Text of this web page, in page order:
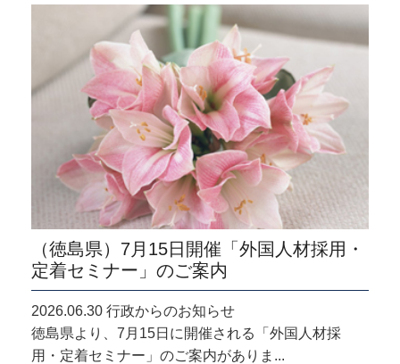
（徳島県）7月15日開催「外国人材採用・
定着セミナー」のご案内
2026.06.30 行政からのお知らせ
徳島県より、7月15日に開催される「外国人材採
用・定着セミナー」のご案内がありま...